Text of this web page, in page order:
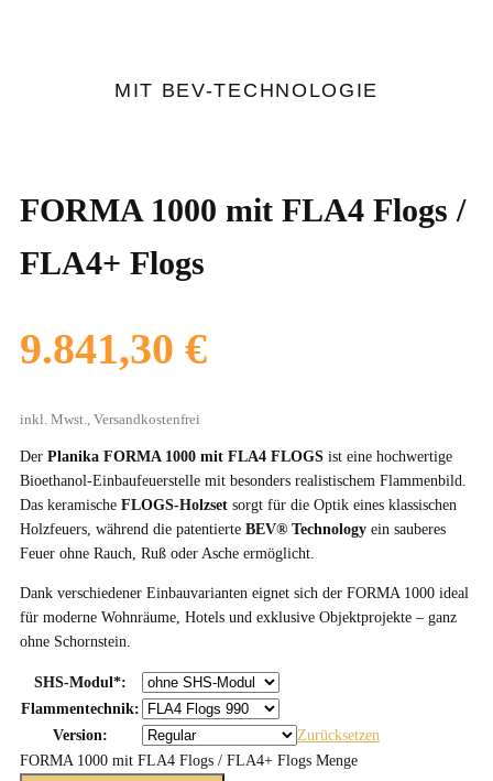
MIT BEV-TECHNOLOGIE
FORMA 1000 mit FLA4 Flogs /
FLA4+ Flogs
9.841,30 €
inkl. Mwst., Versandkostenfrei
Der Planika FORMA 1000 mit FLA4 FLOGS ist eine hochwertige
Bioethanol-Einbaufeuerstelle mit besonders realistischem Flammenbild.
Das keramische FLOGS-Holzset sorgt für die Optik eines klassischen
Holzfeuers, während die patentierte BEV® Technology ein sauberes
Feuer ohne Rauch, Ruß oder Asche ermöglicht.
Dank verschiedener Einbauvarianten eignet sich der FORMA 1000 ideal
für moderne Wohnräume, Hotels und exklusive Objektprojekte – ganz
ohne Schornstein.
SHS-Modul*:
Flammentechnik:
Version:
Zurücksetzen
FORMA 1000 mit FLA4 Flogs / FLA4+ Flogs Menge